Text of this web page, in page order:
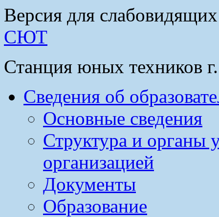
Версия для слабовидящих
СЮТ
Станция юных техников
Сведения об
Основные сведения
Структура и органы
организацией
Документы
Образование